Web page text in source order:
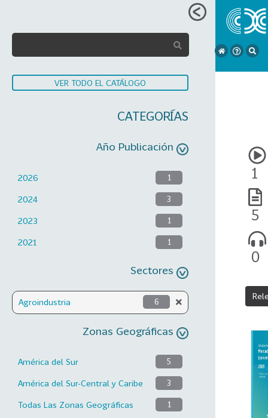
VER TODO EL CATÁLOGO
CATEGORÍAS
Año Publicación
2026 1
2024 3
2023 1
2021 1
Sectores
Agroindustria 6
Zonas Geográficas
América del Sur 5
América del Sur-Central y Caribe 3
Todas Las Zonas Geográficas 1
1
5
0